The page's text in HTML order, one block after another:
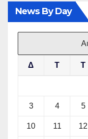
News By Day
Δ Τ Τ
3 4 5
10 11 12